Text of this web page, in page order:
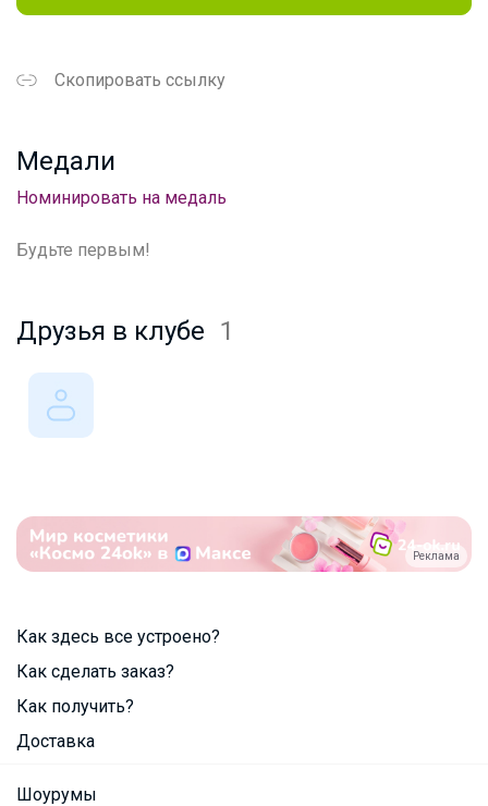
Скопировать ссылку
Медали
Номинировать на медаль
Будьте первым!
Друзья в клубе 1
Реклама
Как здесь все устроено?
Как сделать заказ?
Как получить?
Доставка
Шоурумы